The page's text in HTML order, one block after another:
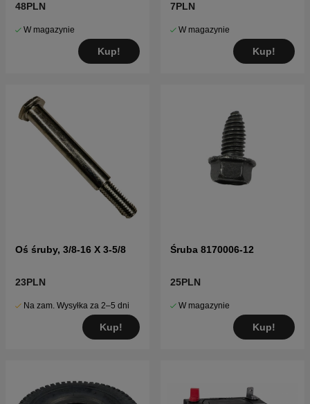
48PLN
W magazynie
Kup!
7PLN
W magazynie
Kup!
Oś śruby, 3/8-16 X 3-5/8
23PLN
Na zam. Wysyłka za 2–5 dni
Kup!
Śruba 8170006-12
25PLN
W magazynie
Kup!